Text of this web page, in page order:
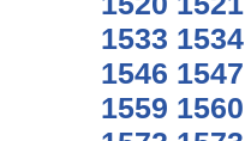
1533 1534
1546 1547
1559 1560